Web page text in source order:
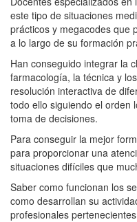
este tipo de situaciones
prácticos y megacodes que
a lo largo de su formación
Han conseguido integrar la
farmacología, la técnica y
resolución interactiva de
todo ello siguiendo el orden
toma de decisiones.
Para conseguir la mejor
para proporcionar una
situaciones difíciles que
Saber como funcionan los
como desarrollan su
profesionales